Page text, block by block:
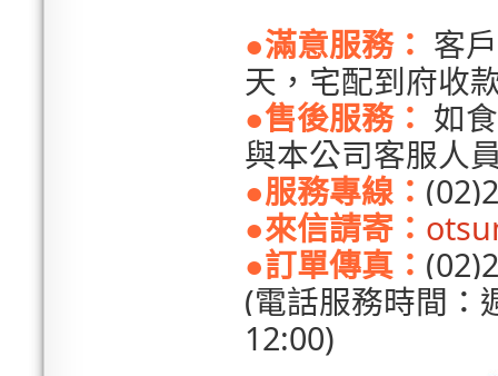
●滿意服務： 客
天，宅配到府收
●售後服務： 如
與本公司客服人
●服務專線：
●來信請寄：
●訂單傳真：
(電話服務時間：
12:00)